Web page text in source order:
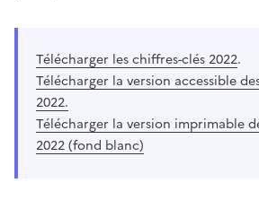
Télécharger les chiffres-clés 2022.
Télécharger la version accessible
2022.
Télécharger la version imprimable
2022 (fond blanc)